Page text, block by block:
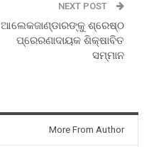
NEXT POST
ଆଲେକଜାଣ୍ଡାରଙ୍କୁ ଶ୍ରେଷ୍ଠ
ପ୍ରେରଣାଦାୟକ ଶିକ୍ଷାବିତ
ସମ୍ମାନ
More From Author